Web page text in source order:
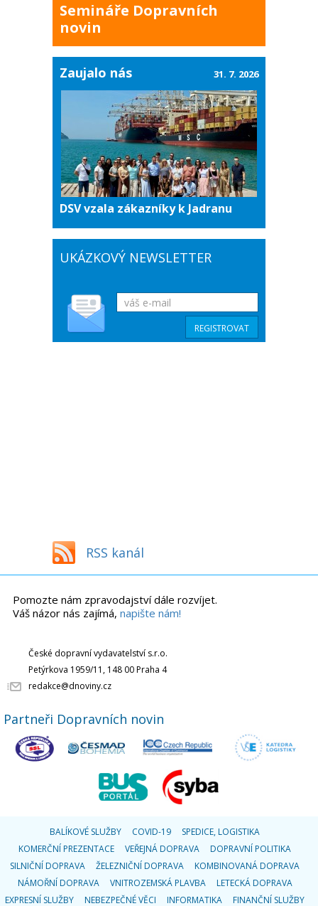
Semináře Dopravních
novin
Zaujalo nás
DSV vzala zákazníky k Jadranu
31. 7. 2026
UKÁZKOVÝ NEWSLETTER
RSS kanál
Pomozte nám zpravodajství dále rozvíjet.
Váš názor nás zajímá, napište nám!
České dopravní vydavatelství s.r.o.
Petýrkova 1959/11, 148 00 Praha 4
redakce@dnoviny.cz
Partneři Dopravních novin
BALÍKOVÉ SLUŽBY COVID-19
SPEDICE, LOGISTIKA
KOMERČNÍ PREZENTACE
VEŘEJNÁ DOPRAVA
DOPRAVNÍ POLITIKA
SILNIČNÍ DOPRAVA
ŽELEZNIČNÍ DOPRAVA
KOMBINOVANÁ DOPRAVA
NÁMOŘNÍ DOPRAVA
VNITROZEMSKÁ PLAVBA
LETECKÁ DOPRAVA
EXPRESNÍ SLUŽBY
NEBEZPEČNÉ VĚCI INFORMATIKA FINANČNÍ SLUŽBY